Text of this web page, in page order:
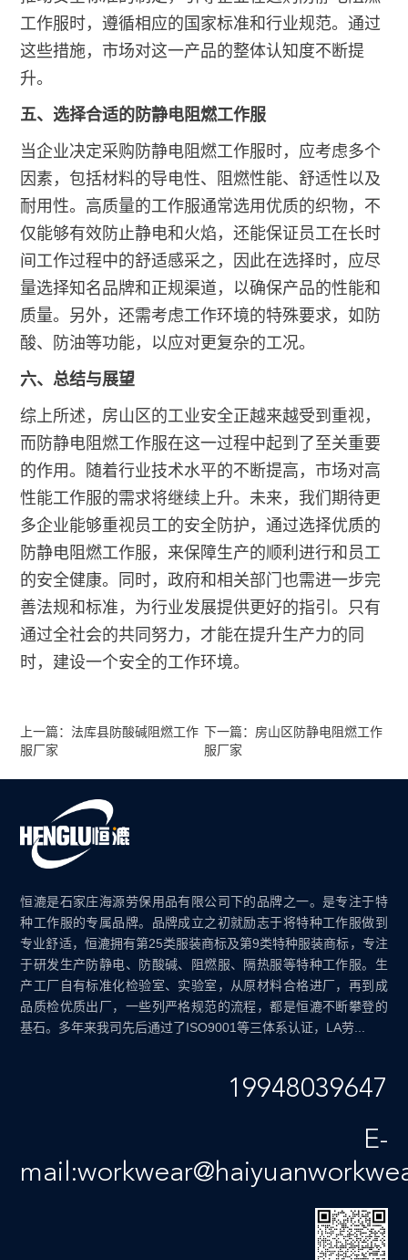
工作服时，遵循相应的国家标准和行业规范。通过
这些措施，市场对这一产品的整体认知度不断提
升。
五、选择合适的防静电阻燃工作服
当企业决定采购防静电阻燃工作服时，应考虑多个
因素，包括材料的导电性、阻燃性能、舒适性以及
耐用性。高质量的工作服通常选用优质的织物，不
仅能够有效防止静电和火焰，还能保证员工在长时
间工作过程中的舒适感采之，因此在选择时，应尽
量选择知名品牌和正规渠道，以确保产品的性能和
质量。另外，还需考虑工作环境的特殊要求，如防
酸、防油等功能，以应对更复杂的工况。
六、总结与展望
综上所述，房山区的工业安全正越来越受到重视，
而防静电阻燃工作服在这一过程中起到了至关重要
的作用。随着行业技术水平的不断提高，市场对高
性能工作服的需求将继续上升。未来，我们期待更
多企业能够重视员工的安全防护，通过选择优质的
防静电阻燃工作服，来保障生产的顺利进行和员工
的安全健康。同时，政府和相关部门也需进一步完
善法规和标准，为行业发展提供更好的指引。只有
通过全社会的共同努力，才能在提升生产力的同
时，建设一个安全的工作环境。
上一篇：法库县防酸碱阻燃工作
服厂家
下一篇：房山区防静电阻燃工作
服厂家
恒漉是石家庄海源劳保用品有限公司下的品牌之一。是专注于特
种工作服的专属品牌。品牌成立之初就励志于将特种工作服做到
专业舒适，恒漉拥有第25类服装商标及第9类特种服装商标，专注
于研发生产防静电、防酸碱、阻燃服、隔热服等特种工作服。生
产工厂自有标准化检验室、实验室，从原材料合格进厂，再到成
品质检优质出厂，一些列严格规范的流程，都是恒漉不断攀登的
基石。多年来我司先后通过了ISO9001等三体系认证，LA劳...
19948039647
E-